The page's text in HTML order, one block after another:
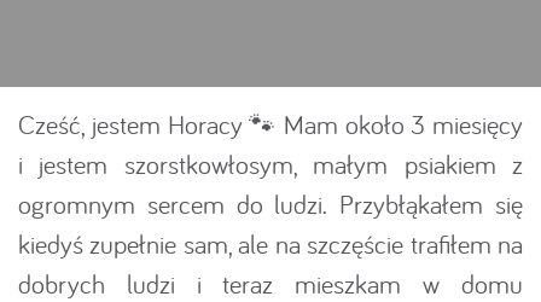
Cześć, jestem Horacy 🐾 Mam około 3 miesięcy
i jestem szorstkowłosym, małym psiakiem z
ogromnym sercem do ludzi. Przybłąkałem się
kiedyś zupełnie sam, ale na szczęście trafiłem na
dobrych ludzi i teraz mieszkam w domu